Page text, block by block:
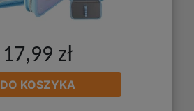
17,99 zł
DO KOSZYKA